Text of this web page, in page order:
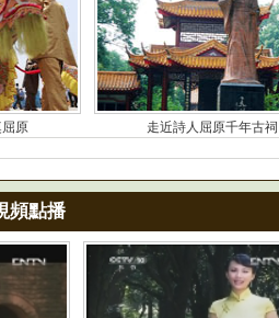
原 走近詩人屈原千年古祠
頻點播